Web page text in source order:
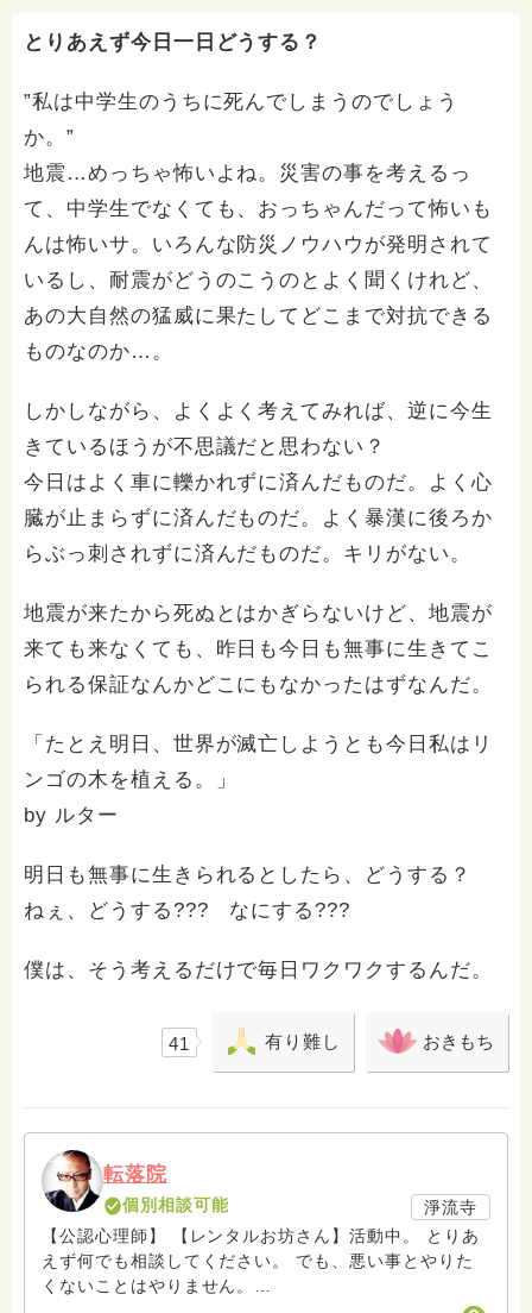
とりあえず今日一日どうする？
”私は中学生のうちに死んでしまうのでしょう
か。”
地震…めっちゃ怖いよね。災害の事を考えるっ
て、中学生でなくても、おっちゃんだって怖いも
んは怖いサ。いろんな防災ノウハウが発明されて
いるし、耐震がどうのこうのとよく聞くけれど、
あの大自然の猛威に果たしてどこまで対抗できる
ものなのか…。
しかしながら、よくよく考えてみれば、逆に今生
きているほうが不思議だと思わない？
今日はよく車に轢かれずに済んだものだ。よく心
臓が止まらずに済んだものだ。よく暴漢に後ろか
らぶっ刺されずに済んだものだ。キリがない。
地震が来たから死ぬとはかぎらないけど、地震が
来ても来なくても、昨日も今日も無事に生きてこ
られる保証なんかどこにもなかったはずなんだ。
「たとえ明日、世界が滅亡しようとも今日私はリ
ンゴの木を植える。」
by ルター
明日も無事に生きられるとしたら、どうする？
ねぇ、どうする??? なにする???
僕は、そう考えるだけで毎日ワクワクするんだ。
41 有り難し おきもち
転落院
個別相談可能
淨流寺
【公認心理師】 【レンタルお坊さん】活動中。 とりあ
えず何でも相談してください。 でも、悪い事とやりた
くないことはやりません。